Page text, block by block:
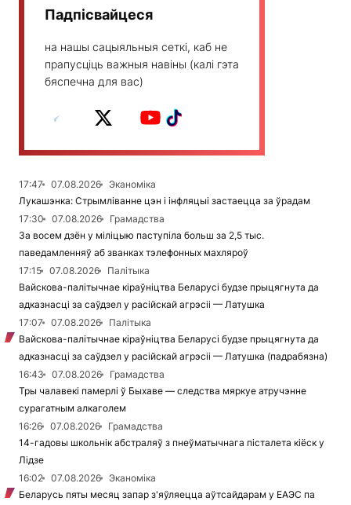
Падпісвайцеся
на нашы сацыяльныя сеткі, каб не
прапусціць важныя навіны (калі гэта
бяспечна для вас)
17:47 07.08.2026
Эканоміка
Лукашэнка: Стрымліванне цэн і інфляцыі застаецца за ўрадам
17:30
07.08.2026
Грамадства
За восем дзён у міліцыю паступіла больш за 2,5 тыс.
паведамленняў аб званках тэлефонных махляроў
17:15
07.08.2026
Палітыка
Вайскова-палітычнае кіраўніцтва Беларусі будзе прыцягнута да
адказнасці за саўдзел у расійскай агрэсіі — Латушка
17:07
07.08.2026
Палітыка
Вайскова-палітычнае кіраўніцтва Беларусі будзе прыцягнута да
адказнасці за саўдзел у расійскай агрэсіі — Латушка (падрабязна)
16:43
07.08.2026
Грамадства
Тры чалавекі памерлі ў Быхаве — следства мяркуе атручэнне
сурагатным алкаголем
16:26
07.08.2026
Грамадства
14-гадовы школьнік абстраляў з пнеўматычнага пісталета кіёск у
Лідзе
16:02
07.08.2026
Эканоміка
Беларусь пяты месяц запар з'яўляецца аўтсайдарам у ЕАЭС па